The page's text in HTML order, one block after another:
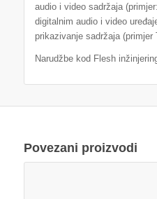
audio i video sadržaja
digitalnim audio i video
prikazivanje sadržaja (primjer
Narudžbe kod Flesh
Povezani proizvodi